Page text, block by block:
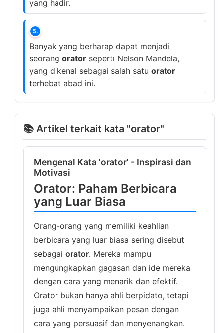
yang hadir.
5.
Banyak yang berharap dapat menjadi
seorang orator seperti Nelson Mandela,
yang dikenal sebagai salah satu orator
terhebat abad ini.
📚 Artikel terkait kata "orator"
Mengenal Kata 'orator' - Inspirasi dan
Motivasi
Orator: Paham Berbicara
yang Luar Biasa
Orang-orang yang memiliki keahlian
berbicara yang luar biasa sering disebut
sebagai orator. Mereka mampu
mengungkapkan gagasan dan ide mereka
dengan cara yang menarik dan efektif.
Orator bukan hanya ahli berpidato, tetapi
juga ahli menyampaikan pesan dengan
cara yang persuasif dan menyenangkan.